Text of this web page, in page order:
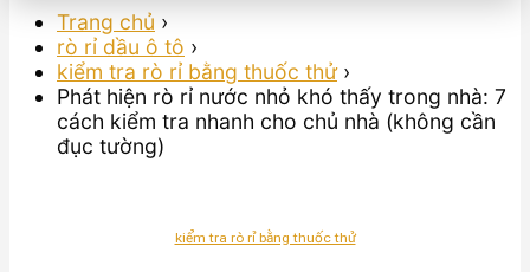
Trang chủ ›
rò rỉ dầu ô tô ›
kiểm tra rò rỉ bằng thuốc thử›
Phát hiện rò rỉ nước nhỏ khó thấy trong nhà: 7
cách kiểm tra nhanh cho chủ nhà (không cần
đục tường)
kiểm tra rò rỉ bằng thuốc thử